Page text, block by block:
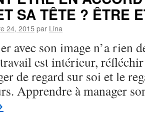
SA TÊTE ? ÊTRE
24, 2015par Lina
avec son image n’a rien
est intérieur,
de regard sur soi et le
Apprendre à manager